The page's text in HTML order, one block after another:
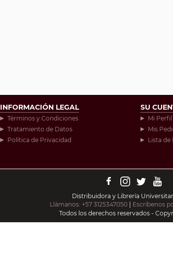
INFORMACIÓN LEGAL
Términos y Condiciones
Tratamiento de Datos
Política de Privacidad
SU
Mi Perfil
Mis
Lista de
Distribuidora y Librería
Llámanos: +57 3125347050
Escríbenos
Todos los derechos reservados -